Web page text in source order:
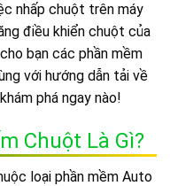
nhấp chuột trên máy
điều khiển chuột của
bạn các phần mềm
với hướng dẫn tải về
phá ngay nào!
Chuột Là Gì?
loại phần mềm Auto